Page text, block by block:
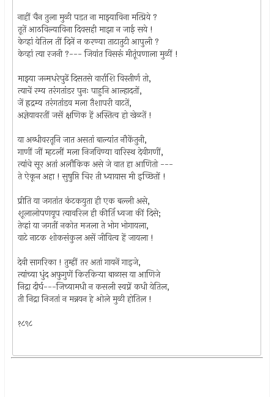
नाहीं चैन तुला मुळी पडत ना माझ्याविना मत्प्रिये ?
तूतें आठविल्याविना दिवसही माझा न जाई सये !
केव्हां येतिल तीं दिनें न करण्या ताटातुटी आपुली ?
केव्हां त्या रजनी ?--- जियांत विसरूं मीतूंपणाला मुळीं !
माझ्या जन्मधरेपुढें दिसतसे वार्राशि विस्तीर्ण तो,
त्याचें रम्य तरंगतांडर पुनः पाहुनि आल्हादतों,
जें ह्रद्रम्य तरंगतांडव मला तैशापरी वाटतें,
अज्ञेयावरतीं जसें क्षणिक हें अस्तित्व हो खेळतें !
या अब्धीवरतूनि जात असतां बाल्यांत नौकेंतुनी,
गाणीं जीं म्हटलीं मला निजविण्या वारिस्थ देवीगणीं,
त्यांचे सूर अतां अलौकिक असे जे वात हा आणितो ---
ते ऐकून अहा ! सुषुप्ति चिर ती ध्यायास मी इच्छितों !
प्रीति या जगतांत कंटकयुता ही एक बल्ली असे,
शूलालोपणयूप त्यावरिल ही कीर्ति ध्वजा कीं दिसे;
तेव्हां या जगतीं नकोत मजला ते भोग भोगायला,
वाटे नाटक शोकसंकुल असें जीवित्व हें जायला !
देवी सागरिका ! तुम्हीं तर अतां गायनें गाइजे,
त्यांच्या धुंद अफुगुणें किरकिर्‍या बाळास या आणिजे
निद्रा दीर्घ---जिच्यामधी न कसली स्वप्नें कधी येतिल,
ती निद्रा निजतां न मन्नयन हे ओले मुळी होतिल !
१८९८